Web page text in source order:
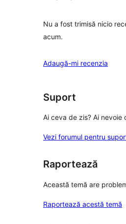
Nu a fost trimisă nicio
acum.
Adaugă-mi recenzia
Suport
Ai ceva de zis? Ai nevoie
Vezi forumul pentru
Raportează
Această temă are
Raportează acestă temă